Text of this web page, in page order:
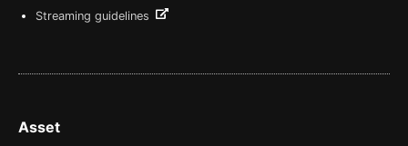
Streaming guidelines
Asset